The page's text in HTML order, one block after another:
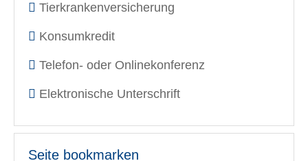
Tierkrankenversicherung
Konsumkredit
Telefon- oder Onlinekonferenz
Elektronische Unterschrift
Seite bookmarken